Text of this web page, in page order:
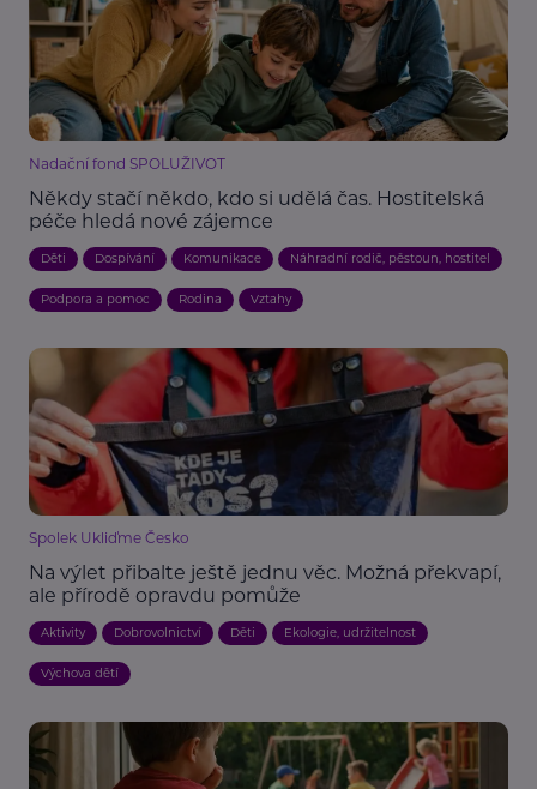
Nadační fond SPOLUŽIVOT
Někdy stačí někdo, kdo si udělá čas. Hostitelská
péče hledá nové zájemce
Děti Dospívání Komunikace Náhradní rodič, pěstoun, hostitel
Podpora a pomoc Rodina Vztahy
Spolek Ukliďme Česko
Na výlet přibalte ještě jednu věc. Možná překvapí,
ale přírodě opravdu pomůže
Aktivity Dobrovolnictví Děti Ekologie, udržitelnost
Výchova dětí